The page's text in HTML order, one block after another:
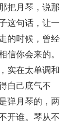
把月琴，说那
这句话，让一
的时候，曾经
信你会来的。
实在太单调和
自己底气不
弹月琴的，两
开谁。琴从不